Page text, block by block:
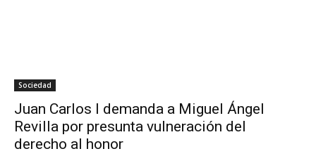
Sociedad
Juan Carlos I demanda a Miguel Ángel
Revilla por presunta vulneración del
derecho al honor